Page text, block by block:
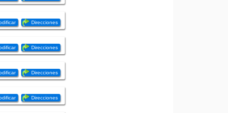
Direcciones
Direcciones
Direcciones
Direcciones